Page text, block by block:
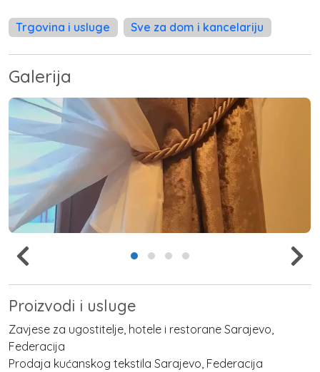
Trgovina i usluge Sve za dom i kancelariju
Galerija
Proizvodi i usluge
Zavjese za ugostitelje, hotele i restorane Sarajevo,
Federacija
Prodaja kućanskog tekstila Sarajevo, Federacija